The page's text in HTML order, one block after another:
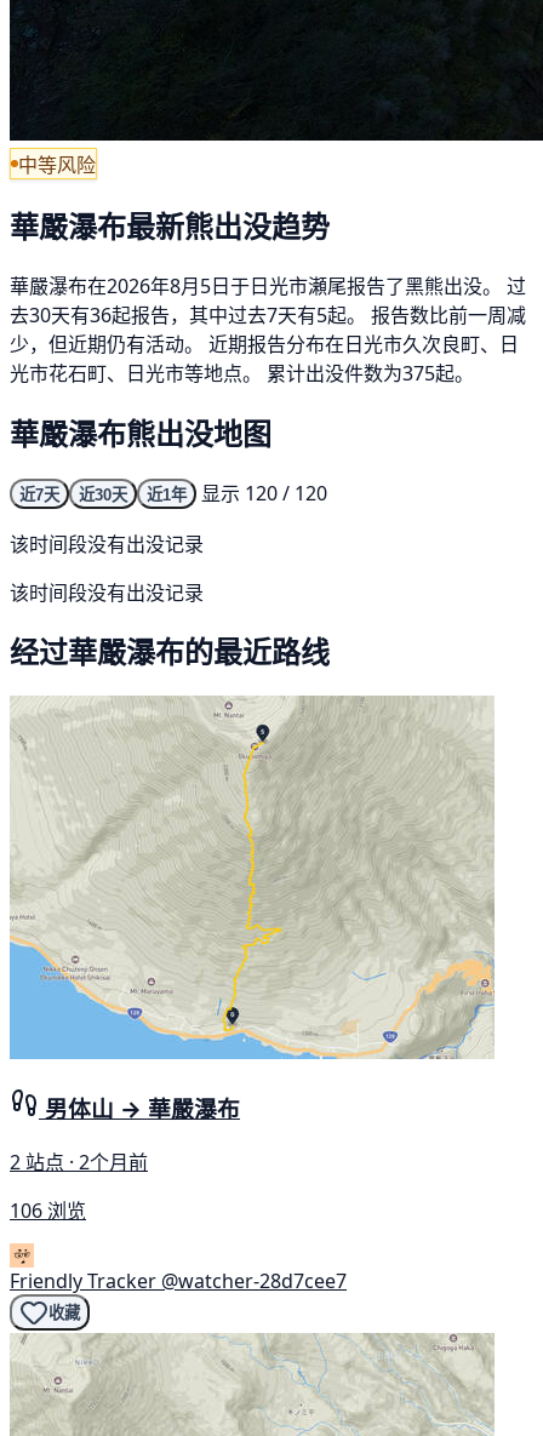
中等风险
華嚴瀑布最新熊出没趋势
華嚴瀑布在2026年8月5日于日光市瀬尾报告了黑熊出没。 过
去30天有36起报告，其中过去7天有5起。 报告数比前一周减
少，但近期仍有活动。 近期报告分布在日光市久次良町、日
光市花石町、日光市等地点。 累计出没件数为375起。
華嚴瀑布熊出没地图
近7天 近30天 近1年
显示 120 / 120
该时间段没有出没记录
该时间段没有出没记录
经过華嚴瀑布的最近路线
男体山 → 華嚴瀑布
2 站点 · 2个月前
106 浏览
Friendly Tracker @watcher-28d7cee7
收藏